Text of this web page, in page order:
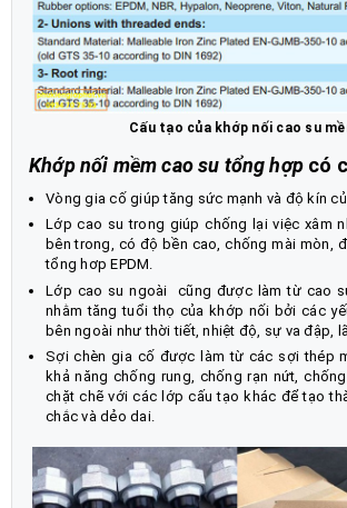
Cấu tạo của khớp nối cao su
Khớp nối mềm cao su tổng hợp có
Vòng gia cố giúp tăng sức mạnh và độ kín
Lớp cao su trong giúp chống lại việc xâm
bên trong, có độ bền cao, chống mài mòn,
tổng hơp EPDM.
Lớp cao su ngoài cũng được làm từ cao
nhằm tăng tuổi thọ của khớp nối bởi các
bên ngoài như thời tiết, nhiệt độ, sự va đập,
Sợi chèn gia cố được làm từ các sợi thép
khả năng chống rung, chống rạn nứt,
chặt chẽ với các lớp cấu tạo khác để tạo
chắc và dẻo dai.